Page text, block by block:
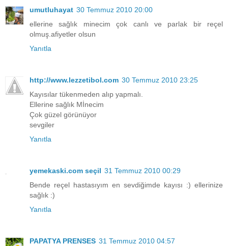
umutluhayat 30 Temmuz 2010 20:00
ellerine sağlık minecim çok canlı ve parlak bir reçel
olmuş.afiyetler olsun
Yanıtla
http://www.lezzetibol.com 30 Temmuz 2010 23:25
Kayısılar tükenmeden alıp yapmalı.
Ellerine sağlık Mİnecim
Çok güzel görünüyor
sevgiler
Yanıtla
yemekaski.com seçil 31 Temmuz 2010 00:29
Bende reçel hastasıyım en sevdiğimde kayısı :) ellerinize
sağlık :)
Yanıtla
PAPATYA PRENSES 31 Temmuz 2010 04:57